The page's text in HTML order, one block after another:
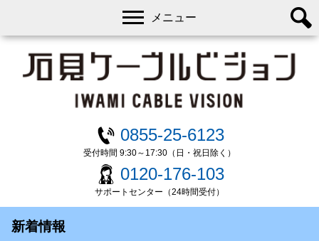
0855-25-6123
受付時間 9:30～17:30（日・祝日除く）
0120-176-103
サポートセンター（24時間受付）
メニュー
新着情報